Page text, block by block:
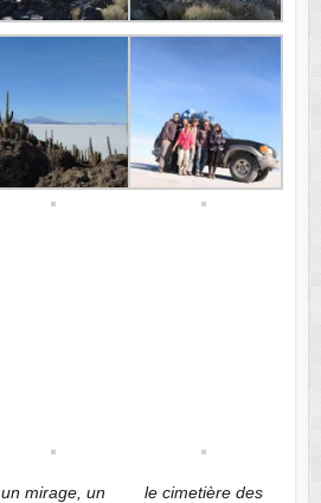
un mirage, un
le cimetière des